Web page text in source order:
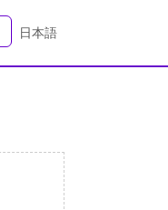
日本語